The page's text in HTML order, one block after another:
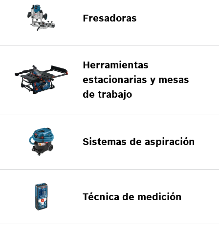
Fresadoras
Herramientas
estacionarias y mesas
de trabajo
Sistemas de aspiración
Técnica de medición